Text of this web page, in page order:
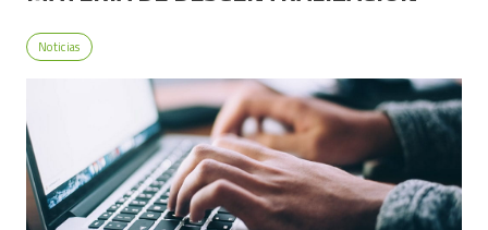
Noticias